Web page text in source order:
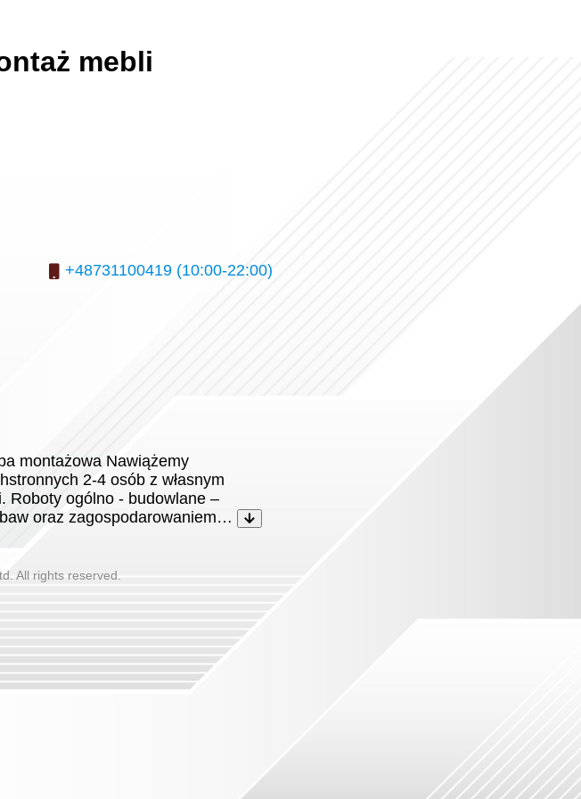
mebli
+48731100419 (10:00-22:00)
montażowa Nawiążemy
2-4 osób z własnym
Roboty ogólno - budowlane –
oraz zagospodarowaniem…
All rights reserved.